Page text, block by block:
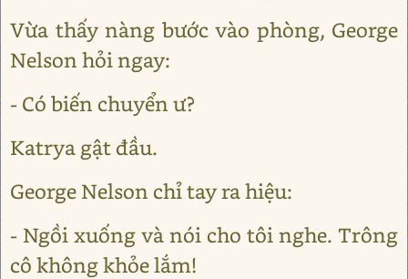
Vừa thấy nàng bước vào phòng, George
Nelson hỏi ngay:
- Có biến chuyển ư?
Katrya gật đầu.
George Nelson chỉ tay ra hiệu:
- Ngồi xuống và nói cho tôi nghe. Trông
cô không khỏe lắm!